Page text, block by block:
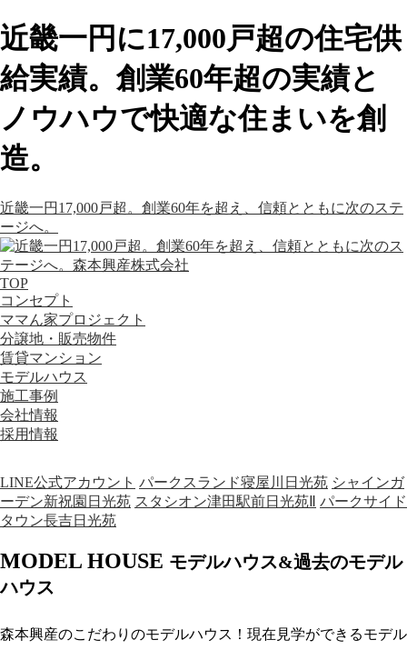
近畿一円に17,000戸超の住宅供
給実績。創業60年超の実績と
ノウハウで快適な住まいを創
造。
近畿一円17,000戸超。創業60年を超え、信頼とともに次のステ
ージへ。
TOP
コンセプト
ママん家プロジェクト
分譲地・販売物件
賃貸マンション
モデルハウス
施工事例
会社情報
採用情報
LINE公式アカウント パークスランド寝屋川日光苑 シャインガ
ーデン新祝園日光苑 スタシオン津田駅前日光苑Ⅱ
パークサイド
タウン長吉日光苑
MODEL HOUSE モデルハウス&過去のモデル
ハウス
森本興産のこだわりのモデルハウス！現在見学ができるモデル